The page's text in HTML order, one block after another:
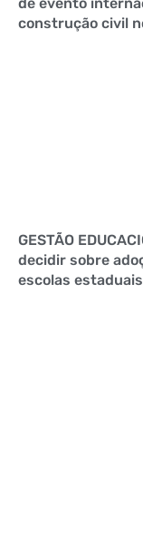
construção civil
GESTÃO
decidir sobre
escolas estaduais